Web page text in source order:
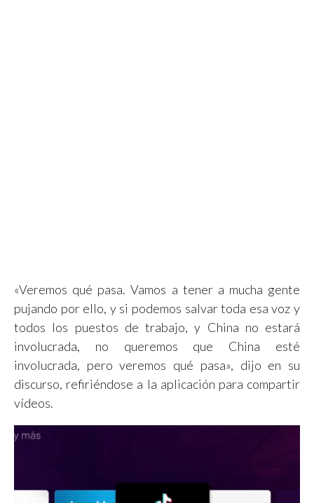
«Veremos qué pasa. Vamos a tener a mucha gente
pujando por ello, y si podemos salvar toda esa voz y
todos los puestos de trabajo, y China no estará
involucrada, no queremos que China esté
involucrada, pero veremos qué pasa», dijo en su
discurso, refiriéndose a la aplicación para compartir
vídeos.